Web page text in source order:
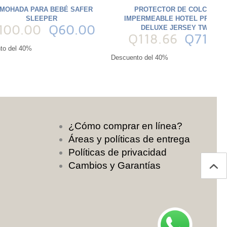
PARA BEBÉ SAFER
SLEEPER
Q60.00
del 40%
PROTECTOR DE COLCHÓN
IMPERMEABLE HOTEL
DELUXE JERSEY TWIN
Q118.66
Descuento del 40%
¿Cómo comprar en línea?
Áreas y políticas de entrega
Políticas de privacidad
Cambios y Garantías